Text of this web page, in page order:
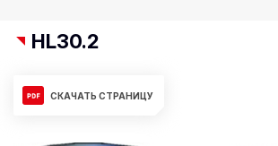
HL30.2
СКАЧАТЬ СТРАНИЦУ